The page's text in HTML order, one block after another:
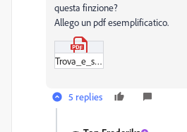
questa finzione?
Allego un pdf esemplificatico.
Trova_e_sostituisci.pdf
5 replies